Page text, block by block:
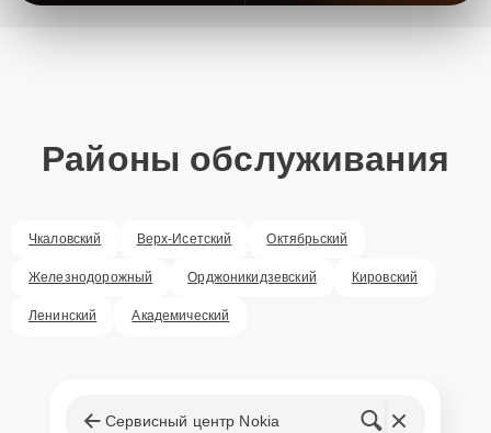
Районы обслуживания
Чкаловский Верх-Исетский Октябрьский
Железнодорожный Орджоникидзевский Кировский
Ленинский Академический
Сервисный центр Nokia